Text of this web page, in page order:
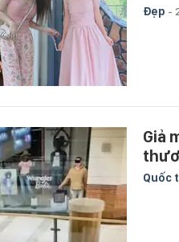
Đẹp -
Giả
Quốc